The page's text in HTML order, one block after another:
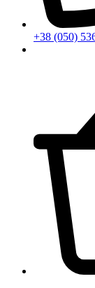
+38 (050)